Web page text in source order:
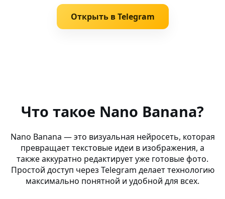
Открыть в Telegram
AI генератор фотографий (laptop) — AI-бот Nano
AI для Контента (Яндекс.Браузер Lite) — AI-редактор
Создание аватарок (laptop) — AI генерация
Что такое Nano Banana?
Nano Banana — это визуальная нейросеть, которая
превращает текстовые идеи в изображения, а
также аккуратно редактирует уже готовые фото.
Простой доступ через Telegram делает технологию
максимально понятной и удобной для всех.